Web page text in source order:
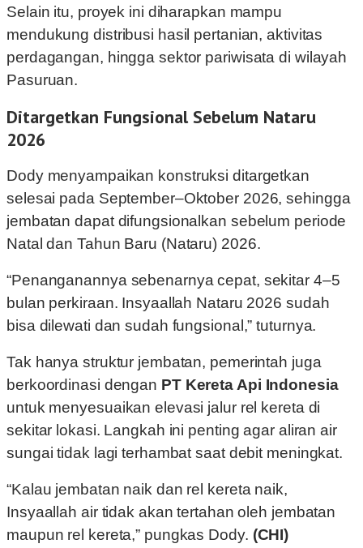
Selain itu, proyek ini diharapkan mampu
mendukung distribusi hasil pertanian, aktivitas
perdagangan, hingga sektor pariwisata di wilayah
Pasuruan.
Ditargetkan Fungsional Sebelum Nataru
2026
Dody menyampaikan konstruksi ditargetkan
selesai pada September–Oktober 2026, sehingga
jembatan dapat difungsionalkan sebelum periode
Natal dan Tahun Baru (Nataru) 2026.
“Penanganannya sebenarnya cepat, sekitar 4–5
bulan perkiraan. Insyaallah Nataru 2026 sudah
bisa dilewati dan sudah fungsional,” tuturnya.
Tak hanya struktur jembatan, pemerintah juga
berkoordinasi dengan PT Kereta Api Indonesia
untuk menyesuaikan elevasi jalur rel kereta di
sekitar lokasi. Langkah ini penting agar aliran air
sungai tidak lagi terhambat saat debit meningkat.
“Kalau jembatan naik dan rel kereta naik,
Insyaallah air tidak akan tertahan oleh jembatan
maupun rel kereta,” pungkas Dody. (CHI)